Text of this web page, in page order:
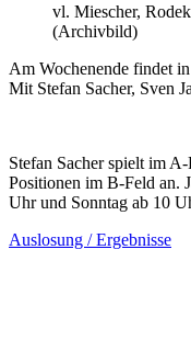
vl. Miescher,
(Archivbild)
Am Wochenende findet
Mit Stefan Sacher, Sven
Stefan Sacher spielt im
Positionen im B-Feld an.
Uhr und Sonntag ab 10
Auslosung / Ergebnisse